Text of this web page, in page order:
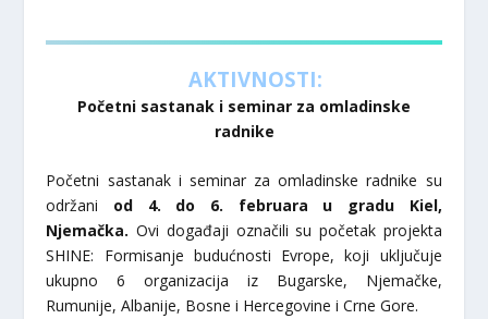
AKTIVNOSTI:
Početni sastanak i seminar za omladinske
radnike
Početni sastanak i seminar za omladinske radnike su
održani od 4. do 6. februara u gradu Kiel,
Njemačka. Ovi događaji označili su početak projekta
SHINE: Formisanje budućnosti Evrope, koji uključuje
ukupno 6 organizacija iz Bugarske, Njemačke,
Rumunije, Albanije, Bosne i Hercegovine i Crne Gore.